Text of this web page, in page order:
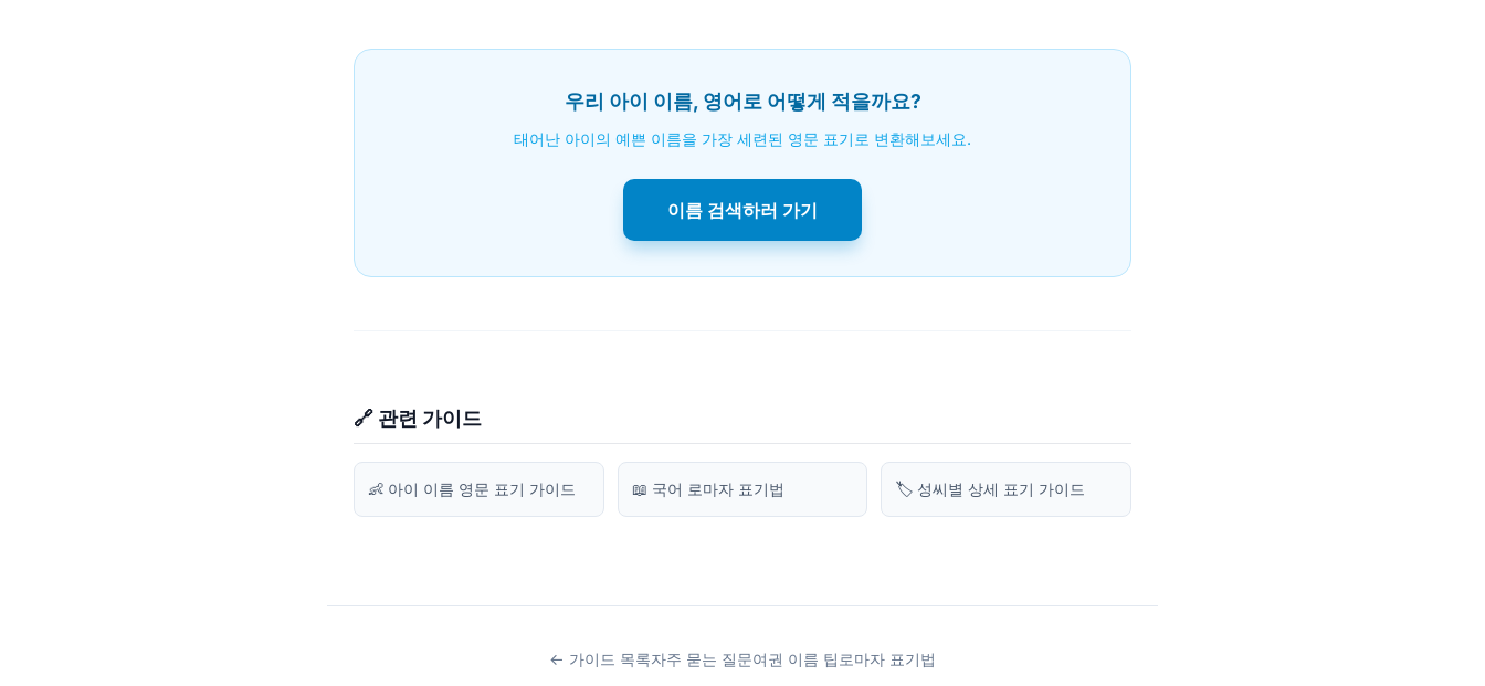
우리 아이 이름, 영어로 어떻게 적을까요?
태어난 아이의 예쁜 이름을 가장 세련된 영문 표기로 변환해보세요.
이름 검색하러 가기
🔗 관련 가이드
👶 아이 이름 영문 표기 가이드 📖 국어 로마자 표기법 🏷️ 성씨별 상세 표기 가이드
← 가이드 목록자주 묻는 질문여권 이름 팁 로마자 표기법